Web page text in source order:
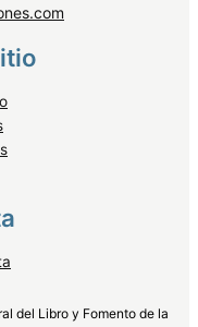
del Libro y Fomento de la